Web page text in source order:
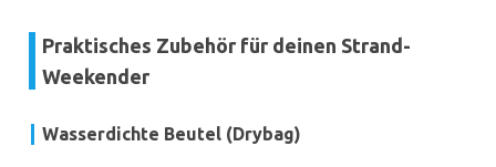
Praktisches Zubehör für deinen Strand-
Weekender
Wasserdichte Beutel (Drybag)